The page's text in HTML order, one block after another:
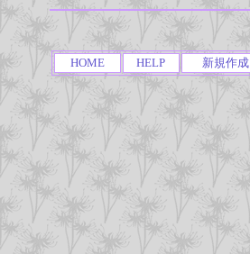
HOME HELP 新規作成